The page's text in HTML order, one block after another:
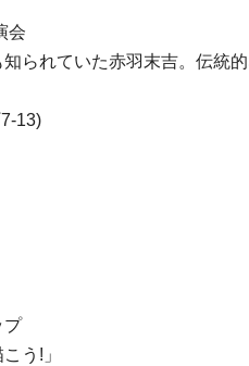
会
られていた赤羽末吉。伝統
13)
プ
う!」